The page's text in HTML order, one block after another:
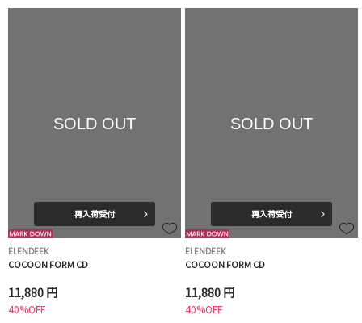
SOLD OUT
再入荷受付
ELENDEEK
COCOON FORM CD
11,880 円
40%OFF
SOLD OUT
再入荷受付
ELENDEEK
COCOON FORM CD
11,880 円
40%OFF